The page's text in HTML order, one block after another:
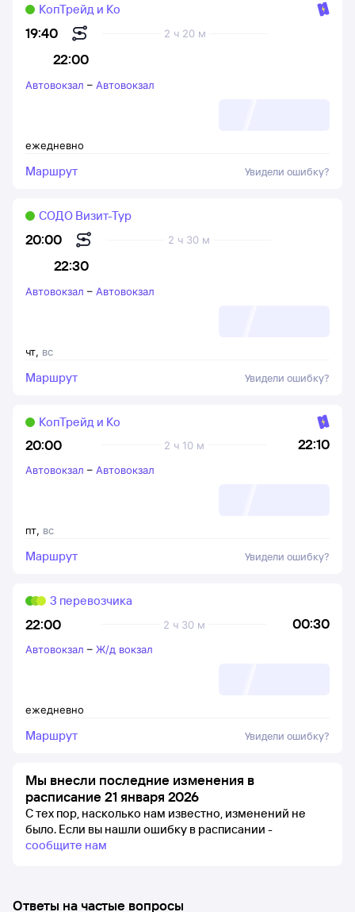
19:40
22:00
2 ч 20 м
КопТрейд и Ко
ежедневно
Автовокзал – Автовокзал
Маршрут Увидели ошибку?
20:00
22:30
2 ч 30 м
СОДО Визит-Тур
чт, вс
Автовокзал – Автовокзал
Маршрут Увидели ошибку?
20:00 22:10
2 ч 10 м
КопТрейд и Ко
пт, вс
Автовокзал – Автовокзал
Маршрут Увидели ошибку?
22:00 00:30
2 ч 30 м
3 перевозчика
ежедневно
Автовокзал – Ж/д вокзал
Маршрут Увидели ошибку?
Мы внесли последние изменения в
расписание 21 января 2026
С тех пор, насколько нам известно, изменений не
было. Если вы нашли ошибку в расписании -
сообщите нам
Ответы на частые вопросы